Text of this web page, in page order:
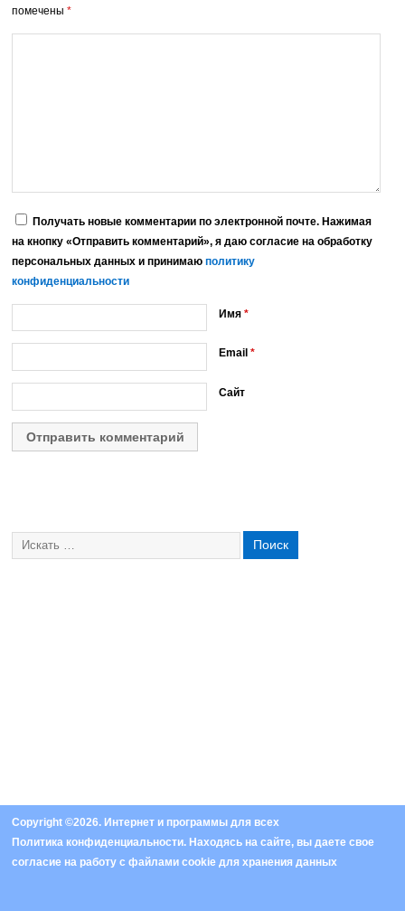
помечены*
Получать новые комментарии по электронной почте. Нажимая
на кнопку «Отправить комментарий», я даю согласие на обработку
персональных данных и принимаюполитику
конфиденциальности
Имя*
Email*
Сайт
Copyright ©2026. Интернет и программы для всех
Политика конфиденциальности. Находясь на сайте, вы даете свое
согласие на работу сфайлами cookie для хранения данных